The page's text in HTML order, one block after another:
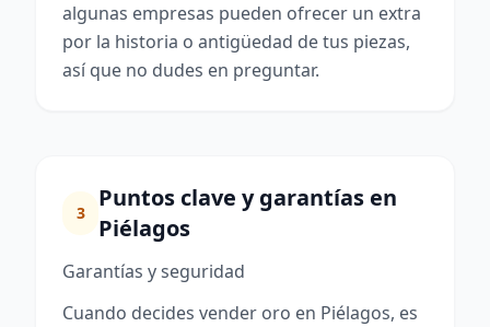
algunas empresas pueden ofrecer un extra
por la historia o antigüedad de tus piezas,
así que no dudes en preguntar.
3
Puntos clave y garantías en
Piélagos
Garantías y seguridad
Cuando decides vender oro en Piélagos, es